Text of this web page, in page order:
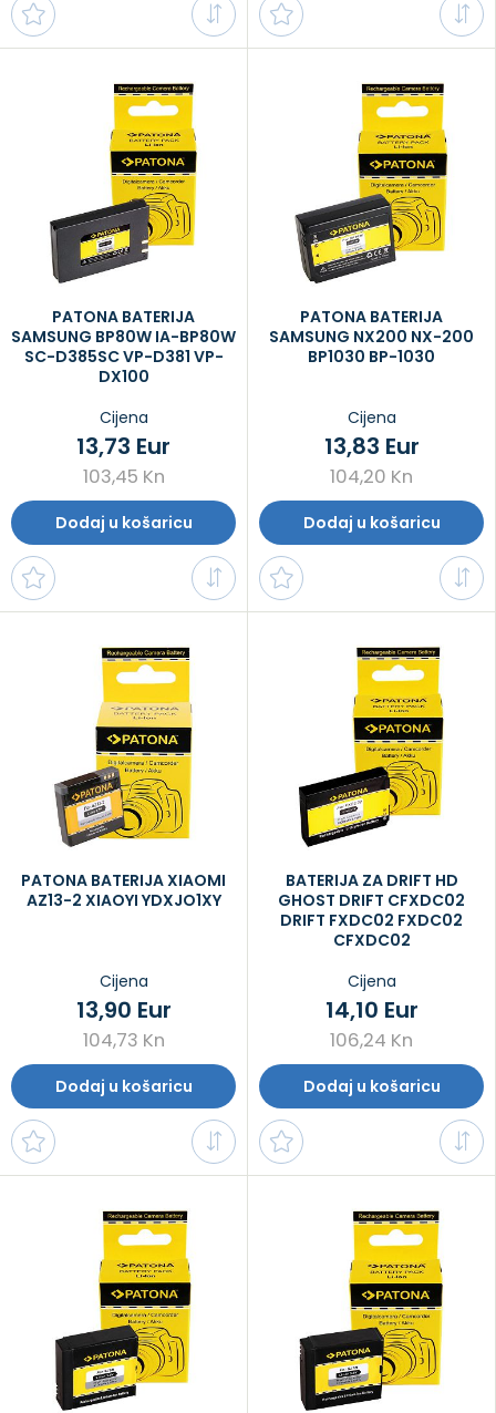
PATONA BATERIJA
SAMSUNG BP80W IA-BP80W
SC-D385SC VP-D381 VP-
DX100
Cijena
103,45 Kn
13,73 Eur
Dodaj u košaricu
PATONA BATERIJA
SAMSUNG NX200 NX-200
BP1030 BP-1030
Cijena
104,20 Kn
13,83 Eur
Dodaj u košaricu
PATONA BATERIJA XIAOMI
AZ13-2 XIAOYI YDXJO1XY
Cijena
104,73 Kn
13,90 Eur
Dodaj u košaricu
BATERIJA ZA DRIFT HD
GHOST DRIFT CFXDC02
DRIFT FXDC02 FXDC02
CFXDC02
Cijena
106,24 Kn
14,10 Eur
Dodaj u košaricu